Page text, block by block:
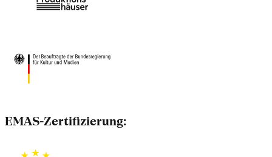
EMAS-Zertifizierung: